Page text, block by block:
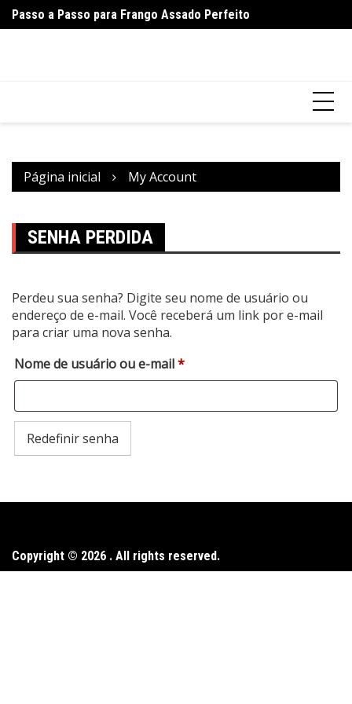
para
Passo a Passo para Frango Assado Perfeito
Página inicial My Account
SENHA PERDIDA
Perdeu sua senha? Digite seu nome de usuário ou
endereço de e-mail. Você receberá um link por e-mail
para criar uma nova senha.
Nome de usuário ou e-mail*Obrigatório
Redefinir senha
Copyright © 2026 . All rights reserved.